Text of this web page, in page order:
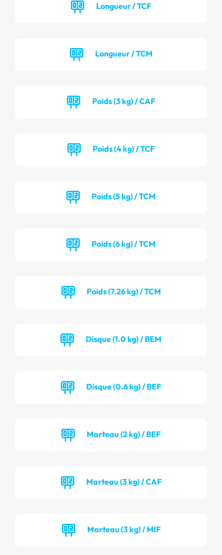
Longueur / TCF
Longueur / TCM
Poids (3 kg) / CAF
Poids (4 kg) / TCF
Poids (5 kg) / TCM
Poids (6 kg) / TCM
Poids (7.26 kg) / TCM
Disque (1.0 kg) / BEM
Disque (0.6 kg) / BEF
Marteau (2 kg) / BEF
Marteau (3 kg) / CAF
Marteau (3 kg) / MIF